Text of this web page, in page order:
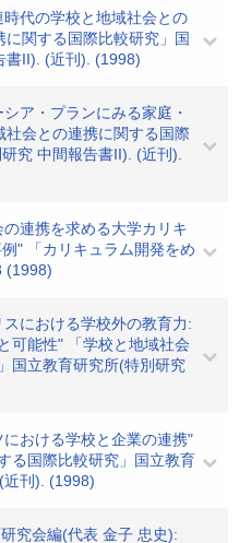
代の学校と地域社会との
関する国際比較研究」国
書II). (近刊). (1998)
ア・プランにみる家庭・
会との連携に関する国際
究 中間報告書II). (近刊).
連携を求める大学カリキ
" 「カリキュラム開発をめ
(1998)
における学校外の教育力:
可能性" 「学校と地域社会
国立教育研究所(特別研究
おける学校と企業の連携"
る国際比較研究」国立教育
近刊). (1998)
究会編(代表 金子 忠史):